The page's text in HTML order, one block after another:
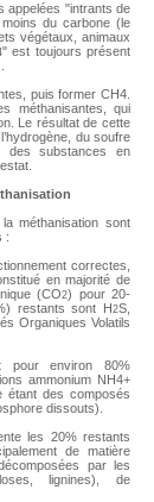
appelées "intrants de
du carbone (le
végétaux, animaux
" est toujours présent
puis former CH4.
méthanisantes, qui
Le résultat de cette
du soufre
des substances en
méthanisation sont
:
correctes,
en majorité de
(CO2) pour 20-
restants sont H2S,
Organiques Volatils
environ 80%
ammonium NH4+
étant des composés
dissouts).
les 20% restants
de matière
par les
lignines), de